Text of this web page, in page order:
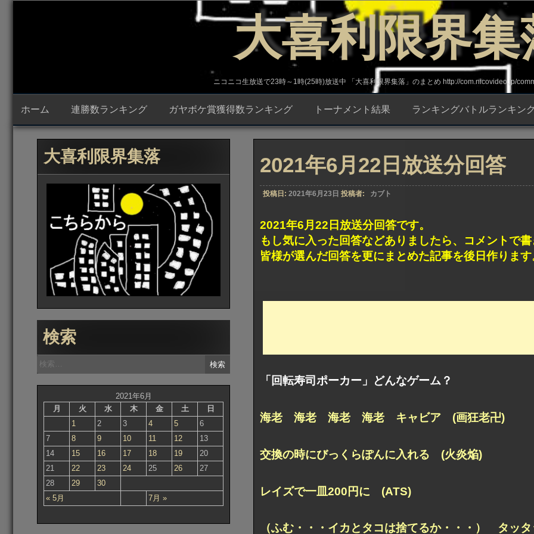
プ
大喜利限界集
ニコニコ生放送で23時～1時(25時)放送中 「大喜利限界集落」のまとめ http://com.nicovideo.jp/
ホーム 連勝数ランキング ガヤボケ賞獲得数ランキング トーナメント結果 ランキングバトルランキン
2021年6月22日放送分回答
投稿日: 2021年6月23日 投稿者: カブト
2021年6月22日放送分回答です。
もし気に入った回答などありましたら、コメントで
皆様が選んだ回答を更にまとめた記事を後日作ります
「回転寿司ポーカー」どんなゲーム？
海老 海老 海老 海老 キャビア (画狂老卍)
交換の時にびっくらぽんに入れる (火炎焔)
レイズで一皿200円に (ATS)
（ふむ・・・イカとタコは捨てるか・・・） タッ
大喜利限界集落
検索
検
索:
2021年6月
月
火 水 木 金 土 日
« 5月 7月 »
1 2 3 4 5
6
7
8 9 10 11 12
13
14
15 16 17 18 19
20
21
22 23 24 25 26
27
28
29 30